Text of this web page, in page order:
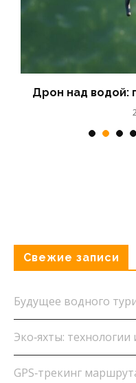
Бар на яхте:
Свежие записи
Будущее водного
Эко‑яхты:
GPS‑трекинг